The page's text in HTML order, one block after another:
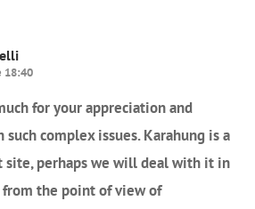
18:40
for your appreciation and
complex issues. Karahung is a
site, perhaps we will deal with it in
the point of view of